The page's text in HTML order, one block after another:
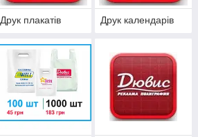
Друк плакатів Друк календарів